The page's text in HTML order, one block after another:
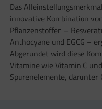
Das
innovative Kombination
Pflanzenstoffen –
Anthocyane und EGCG –
Abgerundet wird diese
Vitamine wie Vitamin C
Spurenelemente, darunter